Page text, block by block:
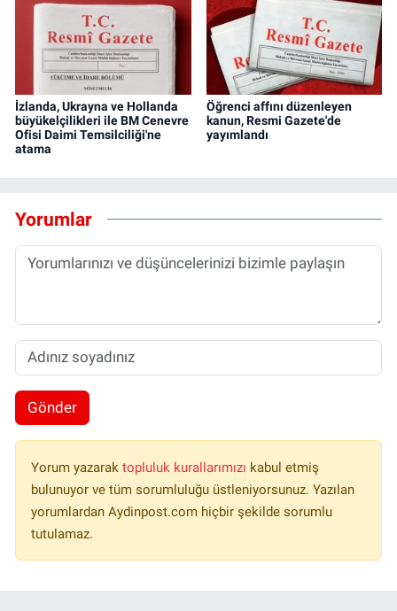
İzlanda, Ukrayna ve Hollanda
büyükelçilikleri ile BM Cenevre
Ofisi Daimi Temsilciliği'ne
atama
Öğrenci affını düzenleyen
kanun, Resmi Gazete'de
yayımlandı
Yorumlar
Gönder
Yorum yazarak topluluk kurallarımızı kabul etmiş
bulunuyor ve tüm sorumluluğu üstleniyorsunuz. Yazılan
yorumlardan Aydinpost.com hiçbir şekilde sorumlu
tutulamaz.